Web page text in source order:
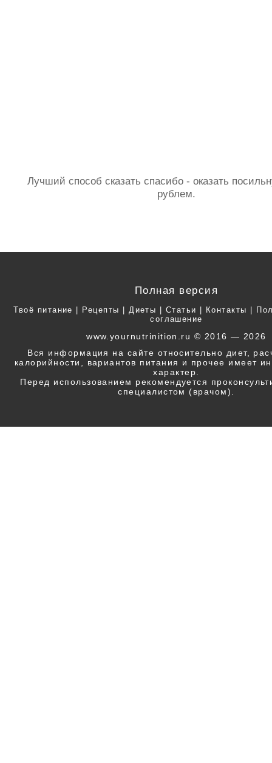
Лучший способ сказать спасибо - оказать
рублем.
Полная версия
Твоё питание | Рецепты | Диеты | Статьи | Контакты |
соглашение
www.yournutrinition.ru © 2016 — 2026
Вся информация на сайте относительно диет,
калорийности, вариантов питания и прочее имеет
характер.
Перед использованием рекомендуется
специалистом (врачом).